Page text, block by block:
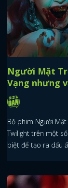
Người Mặt
Vạng nhưng
Bộ phim Người
Twilight trên một
biệt để tạo ra dấu